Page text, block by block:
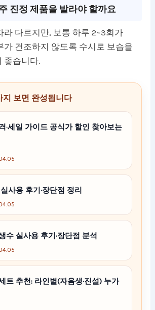
진정 제품을 발라야 할까요
라 다르지만, 보통 하루 2~3회가
가 건조하지 않도록 수시로 보습을
좋습니다.
지 보면 완성됩니다
·세일 가이드 공식가 할인 찾아보는
사용 후기·장단점 정리
수 실사용 후기·장단점 분석
트 추천: 라인별(자음생·진설) 누가